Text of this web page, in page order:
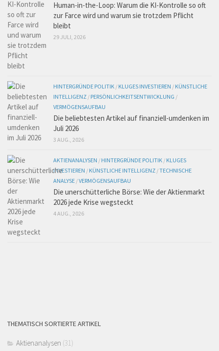
Human-in-the-Loop: Warum die KI-Kontrolle so oft
zur Farce wird und warum sie trotzdem Pflicht
bleibt
29 JULI, 2026
HINTERGRÜNDE POLITIK / KLUGES INVESTIEREN / KÜNSTLICHE
INTELLIGENZ / PERSÖNLICHKEITSENTWICKLUNG /
VERMÖGENSAUFBAU
Die beliebtesten Artikel auf finanziell-umdenken im
Juli 2026
3 AUG., 2026
AKTIENANALYSEN / HINTERGRÜNDE POLITIK / KLUGES
INVESTIEREN / KÜNSTLICHE INTELLIGENZ /TECHNISCHE
ANALYSE /VERMÖGENSAUFBAU
Die unerschütterliche Börse: Wie der Aktienmarkt
2026 jede Krise wegsteckt
4 AUG., 2026
THEMATISCH SORTIERTE ARTIKEL
Aktienanalysen (31)